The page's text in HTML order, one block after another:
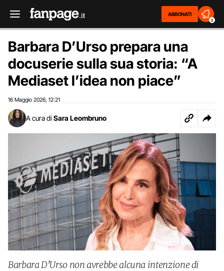
ABBONATI
2
Barbara D’Urso prepara una
docuserie sulla sua storia: “A
Mediaset l’idea non piace”
16 Maggio 2026 12:21
A cura di Sara Leombruno
Barbara D’Urso non avrebbe alcuna intenzione di